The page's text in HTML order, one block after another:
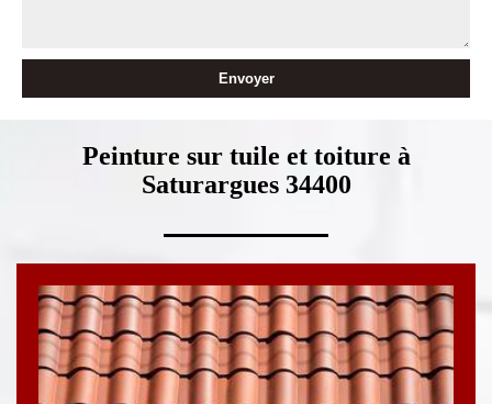
Peinture sur tuile et toiture à
Saturargues 34400